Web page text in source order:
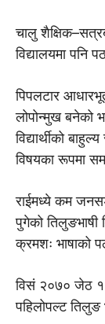
चालु
विद्यालयमा पनि
पिपलटार
लोपोन्मुख बनेको
विद्यार्थीको
विषयका रूपमा
राईमध्ये कम
पुगेको तिलुङभाषी
क्रमशः भाषाको
विसं २०७० जेठ
पहिलोपल्ट तिलुङ